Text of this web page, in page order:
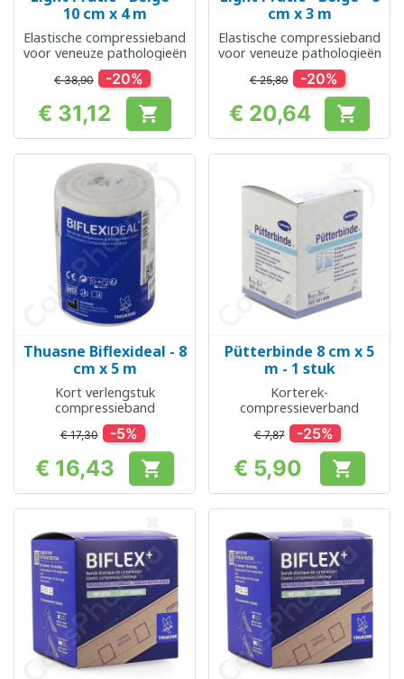
10 cm x 4 m
Elastische compressieband
voor veneuze pathologieën
€ 38,90 -20%
Prijs
€ 31,12 
cm x 3 m
Elastische compressieband
voor veneuze pathologieën
€ 25,80 -20%
Prijs
€ 20,64 
Thuasne Biflexideal - 8
cm x 5 m
Kort verlengstuk
compressieband
€ 17,30 -5%
Prijs
€ 16,43 
Pütterbinde 8 cm x 5
m - 1 stuk
Korterek-
compressieverband
€ 7,87 -25%
Prijs
€ 5,90 